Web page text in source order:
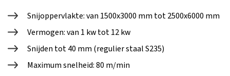
Snijoppervlakte: van 1500x3000 mm tot 2500x6000 mm
Vermogen: van 1 kw tot 12 kw
Snijden tot 40 mm (regulier staal S235)
Maximum snelheid: 80 m/min